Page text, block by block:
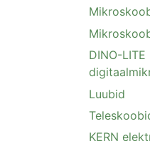
DINO-LITE
Luubid
KERN